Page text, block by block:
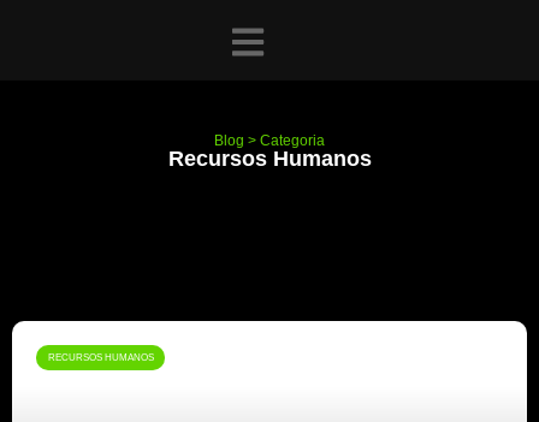
Blog > Categoria
Recursos Humanos
RECURSOS HUMANOS